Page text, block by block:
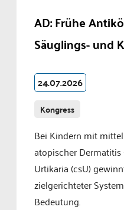
AD: Frühe
Säuglings- und
24.07.2026
Kongress
Bei Kindern mit
atopischer
Urtikaria (csU)
zielgerichteter
Bedeutung.